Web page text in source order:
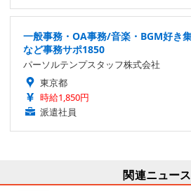
一般事務・OA事務/音楽・BGM好き
など事務サポ1850
パーソルテンプスタッフ株式会社
東京都
時給1,850円
派遣社員
関連ニュース